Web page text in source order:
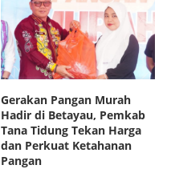
Gerakan Pangan Murah
Hadir di Betayau, Pemkab
Tana Tidung Tekan Harga
dan Perkuat Ketahanan
Pangan